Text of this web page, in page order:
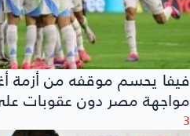
فيفا يحسم موقفه من أزمة
مواجهة مصر دون عقوبات
3